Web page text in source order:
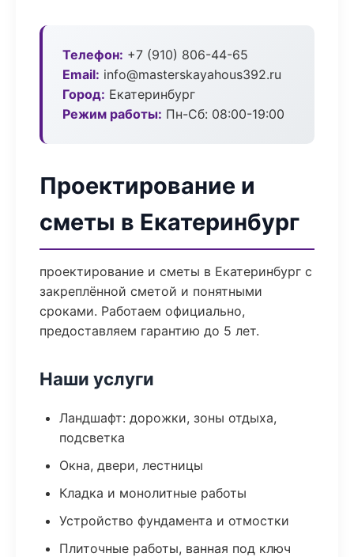
Телефон: +7 (910) 806-44-65
Email: info@masterskayahous392.ru
Город: Екатеринбург
Режим работы: Пн-Сб: 08:00-19:00
Проектирование и
сметы в Екатеринбург
проектирование и сметы в Екатеринбург с
закреплённой сметой и понятными
сроками. Работаем официально,
предоставляем гарантию до 5 лет.
Наши услуги
Ландшафт: дорожки, зоны отдыха,
подсветка
Окна, двери, лестницы
Кладка и монолитные работы
Устройство фундамента и отмостки
Плиточные работы, ванная под ключ